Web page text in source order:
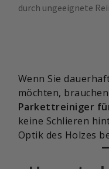
durch ungeeignete
Wenn Sie
möchten,
Parkettreiniger
keine Schlieren
Optik des Holzes